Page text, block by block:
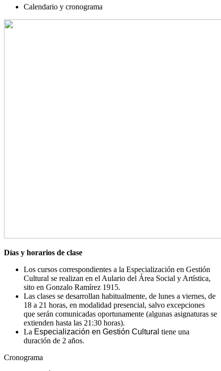
Calendario y cronograma
Días y horarios de clase
Los cursos correspondientes a la Especialización en Gestión
Cultural se realizan en el Aulario del Área Social y Artística,
sito en Gonzalo Ramírez 1915.
Las clases se desarrollan habitualmente, de lunes a viernes, de
18 a 21 horas, en modalidad presencial, salvo excepciones
que serán comunicadas oportunamente (algunas asignaturas se
extienden hasta las 21:30 horas).
La Especialización en Gestión Cultural tiene una
duración de 2 años.
Cronograma